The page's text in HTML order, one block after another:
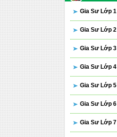
Gia Sư Lớp 1
Gia Sư Lớp 2
Gia Sư Lớp 3
Gia Sư Lớp 4
Gia Sư Lớp 5
Gia Sư Lớp 6
Gia Sư Lớp 7